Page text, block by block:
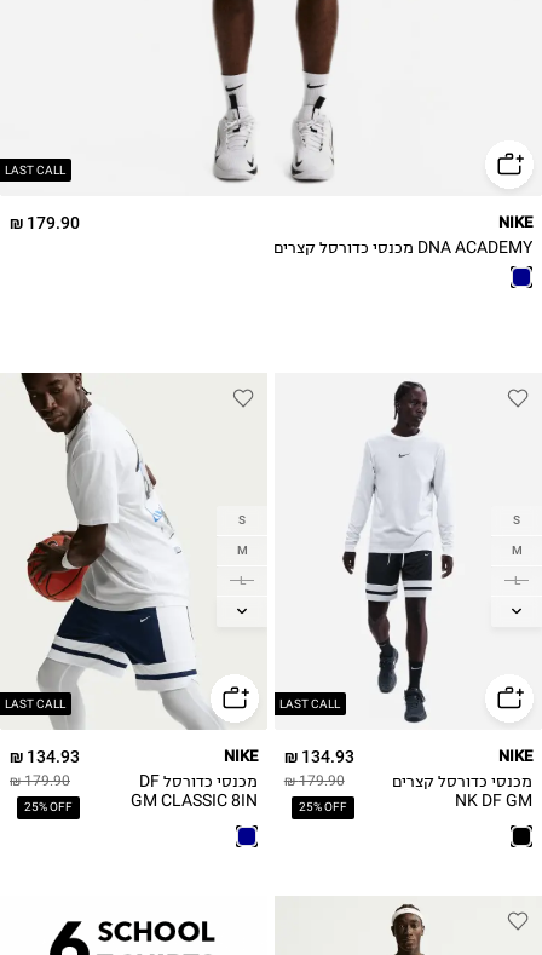
LAST CALL
179.90 ₪ NIKE
DNA ACADEMY מכנסי כדורסל קצרים
LAST CALL
S
M
L
XL
134.93 ₪
179.90 ₪
25% OFF
NIKE
מכנסי כדורסל קצרים
NK DF GM
LAST CALL
S
M
L
XL
134.93 ₪
179.90 ₪
25% OFF
NIKE
מכנסי כדורסל DF
GM CLASSIC 8IN